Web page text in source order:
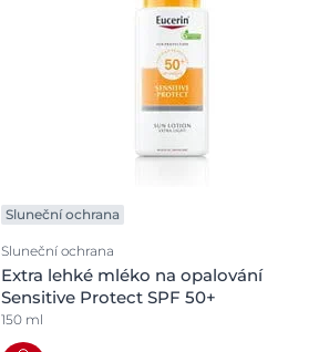
Sluneční ochrana
Sluneční ochrana
Extra lehké mléko na opalování
Sensitive Protect SPF 50+
150 ml